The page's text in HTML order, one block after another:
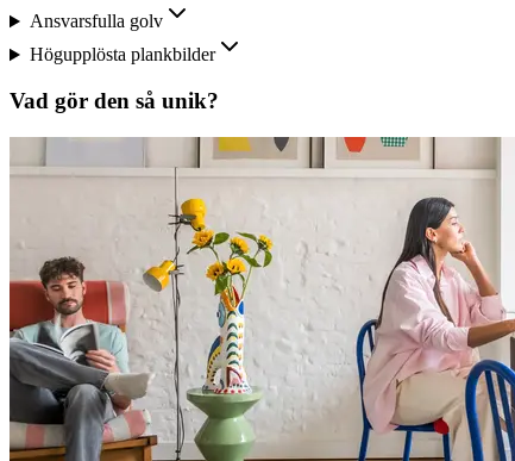
Ansvarsfulla golv
Högupplösta plankbilder
Vad gör den så unik?